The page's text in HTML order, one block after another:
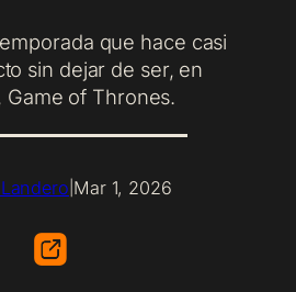
que hace casi
sin dejar de ser, en
Game of Thrones.
Mar 1, 2026